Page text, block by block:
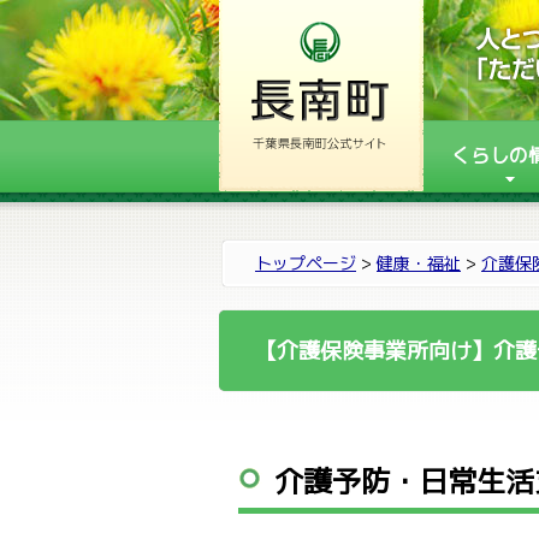
くらしの
トップページ >健康・福祉 > 介護保
【介護保険事業所向け】介
介護予防・日常生